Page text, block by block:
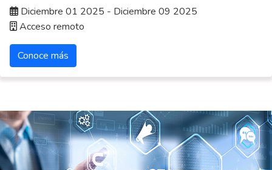
Diciembre 01 2025 - Diciembre 09 2025
Acceso remoto
Conoce más